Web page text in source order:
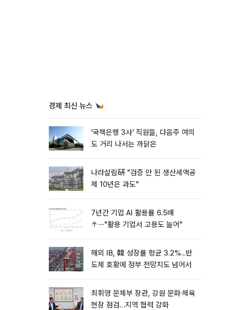
경제 최신 뉴스
'국책은행 3사' 직원들, 다음주 여의
도 거리 나서는 까닭은
나라살림硏 "검증 안 된 생산세액공
제 10년은 과도"
7년간 기업 AI 활용률 6.5배
↑⋯"활용 기업서 고용도 늘어"
해외 IB, 韓 성장률 평균 3.2%...반
도체 호황에 정부 전망치도 넘어서
최휘영 문체부 장관, 강원 문화·체육
현장 점검…지역 협력 강화